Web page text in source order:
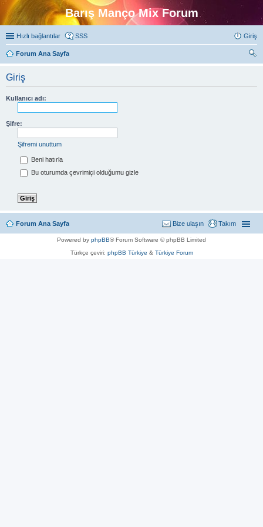
Barış Manço Mix Forum
Hızlı bağlantılar SSS Giriş
Forum Ana Sayfa
Giriş
Kullanıcı adı:
Şifre:
Şifremi unuttum
Beni hatırla
Bu oturumda çevrimiçi olduğumu gizle
Forum Ana Sayfa Takım
Bize ulaşın
Powered by phpBB® Forum Software © phpBB Limited
Türkçe çeviri: phpBB Türkiye & Türkiye Forum